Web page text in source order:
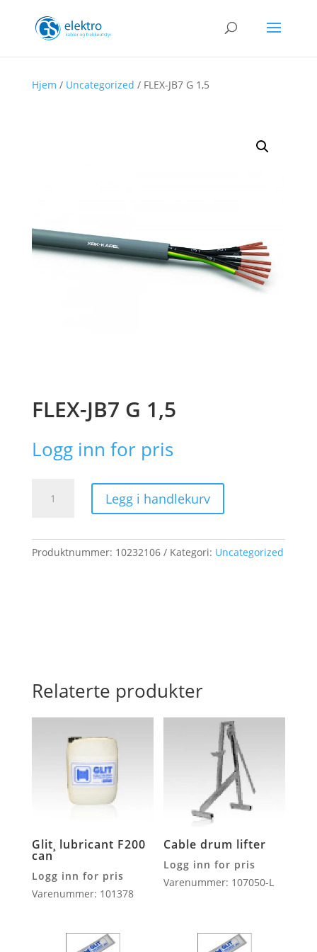
Hjem / Uncategorized / FLEX-JB7 G 1,5
FLEX-JB7 G 1,5
Logg inn for pris
antall
Legg i handlekurv
Produktnummer: 10232106 Kategori: Uncategorized
Relaterte produkter
Glit¸ lubricant F200
can
Logg inn for pris
Varenummer: 101378
Cable drum lifter
Logg inn for pris
Varenummer: 107050-L